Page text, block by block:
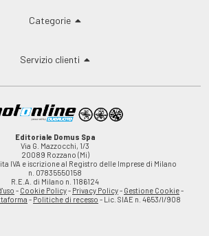
Categorie
Servizio clienti
Editoriale Domus Spa
Via G. Mazzocchi, 1/3
20089 Rozzano (Mi)
IVA e iscrizione al Registro delle Imprese di Milano
n. 07835550158
R.E.A. di Milano n. 1186124
- Cookie Policy- Privacy Policy- Gestione Cookie-
- Politiche di recesso - Lic. SIAE n. 4653/I/908